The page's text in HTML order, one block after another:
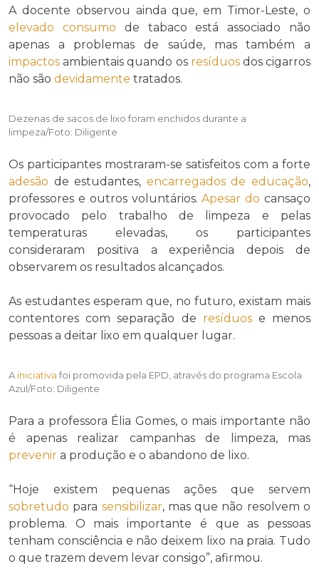
A docente observou ainda que, em Timor-Leste, o
elevado
consumo de tabaco está associado não
apenas a problemas de saúde, mas também a
impactos ambientais quando os resíduosdos cigarros
não são devidamente tratados.
Dezenas de sacos de lixo foram enchidos durante a
limpeza/Foto: Diligente
Os participantes mostraram-se satisfeitos com a forte
adesão de estudantes, encarregados de educação,
professores e outros voluntários.Apesar do cansaço
provocado pelo trabalho de limpeza e pelas
temperaturas elevadas, os participantes
consideraram positiva a experiência depois de
observarem os resultados alcançados.
As estudantes esperam que, no futuro, existam mais
contentores com separação de resíduose menos
pessoas a deitar lixo em qualquer lugar.
A iniciativa foi promovida pela EPD, através do programa Escola
Azul/Foto: Diligente
Para a professora Élia Gomes, o mais importante não
é apenas realizar campanhas de limpeza, mas
prevenir a produção e o abandono de lixo.
“Hoje existem pequenas ações que servem
sobretudo para sensibilizar, mas que não resolvem o
problema. O mais importante é que as pessoas
tenham consciência e não deixem lixo na praia. Tudo
o que trazem devem levar consigo”, afirmou.